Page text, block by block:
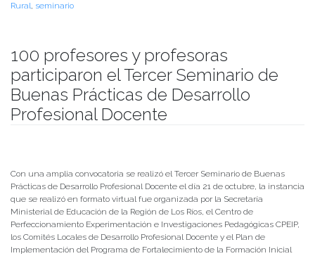
Rural, seminario
100 profesores y profesoras
participaron el Tercer Seminario de
Buenas Prácticas de Desarrollo
Profesional Docente
Con una amplia convocatoria se realizó el Tercer Seminario de Buenas
Prácticas de Desarrollo Profesional Docente el día 21 de octubre, la instancia
que se realizó en formato virtual fue organizada por la Secretaría
Ministerial de Educación de la Región de Los Ríos, el Centro de
Perfeccionamiento Experimentación e Investigaciones Pedagógicas CPEIP,
los Comités Locales de Desarrollo Profesional Docente y el Plan de
Implementación del Programa de Fortalecimiento de la Formación Inicial